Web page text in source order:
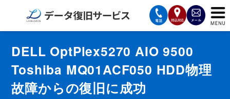
復旧費用と納期
サービスの流れ
DELL OptPlex5270 AIO 9500
Toshiba MQ01ACF050 HDD物理
故障からの復旧に成功